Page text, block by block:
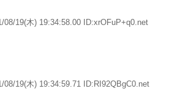
08/19(木) 19:34:58.00 ID:xrOFuP+q0.net
08/19(木) 19:34:59.71 ID:RI92QBgC0.net